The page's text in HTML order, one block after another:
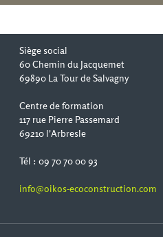
Siège social
60 Chemin du Jacquemet
69890 La Tour de Salvagny
Centre de formation
117 rue Pierre Passemard
69210 l'Arbresle
Tél : 09 70 70 00 93
info@oikos-ecoconstruction.com